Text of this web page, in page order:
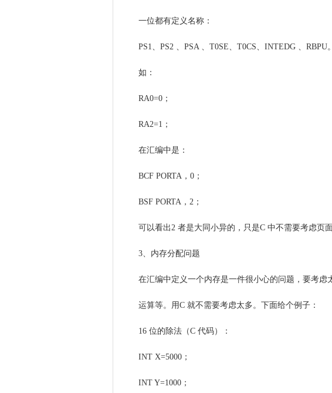
一位都有定义名称：
PS1、PS2 、PSA 、T0SE、T0CS、INTEDG 、
如：
RA0=0；
RA2=1；
在汇编中是：
BCF PORTA，0；
BSF PORTA，2；
可以看出2 者是大同小异的，只是C 中不需要考虑页面
3、内存分配问题
在汇编中定义一个内存是一件很小心的问题，要考
运算等。用C 就不需要考虑太多。下面给个例子：
16 位的除法（C 代码）：
INT X=5000；
INT Y=1000；